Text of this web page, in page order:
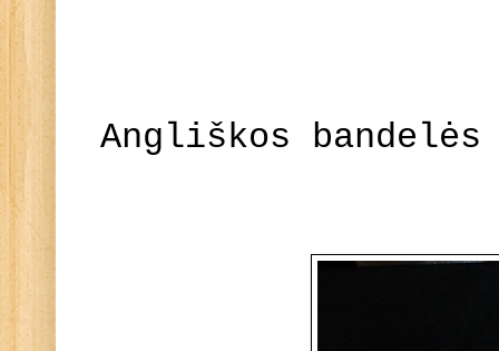
Angliškos